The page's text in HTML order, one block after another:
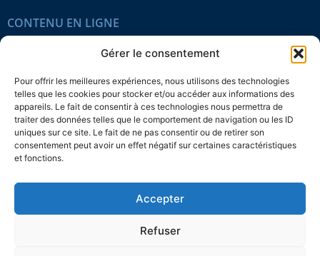
Gérer le consentement
Pour offrir les meilleures expériences, nous utilisons des technologies
telles que les cookies pour stocker et/ou accéder aux informations des
appareils. Le fait de consentir à ces technologies nous permettra de
traiter des données telles que le comportement de navigation ou les ID
uniques sur ce site. Le fait de ne pas consentir ou de retirer son
consentement peut avoir un effet négatif sur certaines caractéristiques
et fonctions.
Accepter
Refuser
CONTENU EN LIGNE
Tous les articles
Œuvres du mois
En vidéo
SUIVEZ-NOUS
Mentions légales